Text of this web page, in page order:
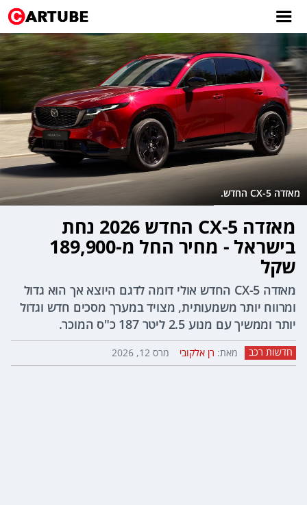
מאזדה CX-5 החדש.
מאזדה CX-5 החדש 2026 נחת
בישראל - מחיר החל מ-189,900
שקל
מאזדה CX-5 החדש אולי דומה לדגם היוצא אך הוא גדול
ומרווח יותר משמעותית, מצויד במערך מסכים חדש וגדול
יותר וממשיך עם מנוע 2.5 ליטר 187 כ"ס המוכר.
חדשות רכב מאת: רן אלקובי מרס 12, 2026